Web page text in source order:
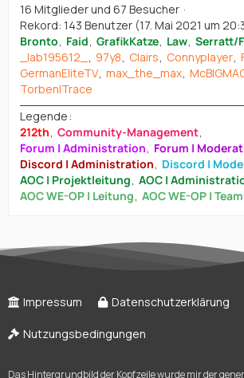
16 Mitglieder und 67 Besucher
Rekord: 143 Benutzer (17. Mai 2021 um
Bronto
Faid GrafikKatze Law Serratt/
_lab195612_
97y8 Clairs Connyplayer
GermanEliteTV max_the_max
Torben|Trace
Legende
212th Community-Management
Forum | Administration
Forum |
Discord | Administration
Discord |
AOC | Projektleitung AOC |
AOC WE-OP | Leitung AOC WE-OP | Team
Impressum Datenschutzerklärung
Nutzungsbedingungen
Das Hintergrundbild der Kopfzeile wurde mir der